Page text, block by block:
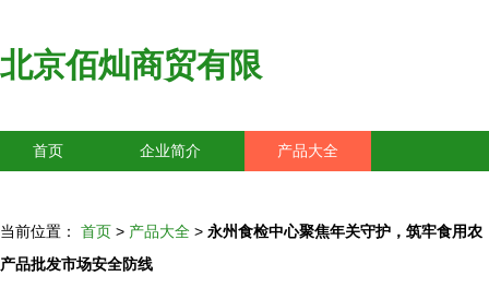
北京佰灿商贸有限
首页 企业简介 产品大全
当前位置： 首页 > 产品大全 > 永州食检中心聚焦年关守护，筑牢食用农
产品批发市场安全防线